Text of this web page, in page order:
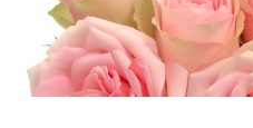
CASA
HOBBY